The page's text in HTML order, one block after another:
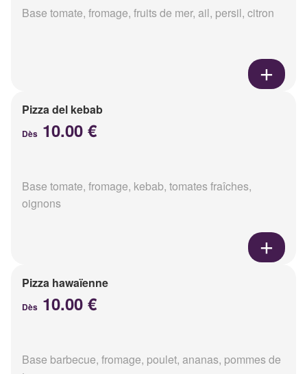
Base tomate, fromage, fruits de mer, ail, persil, citron
Pizza del kebab
Dès 10.00 €
Base tomate, fromage, kebab, tomates fraîches,
oignons
Pizza hawaïenne
Dès 10.00 €
Base barbecue, fromage, poulet, ananas, pommes de